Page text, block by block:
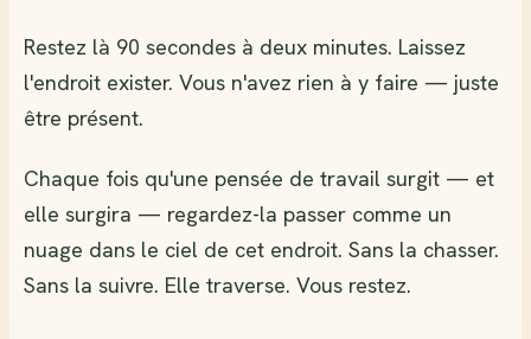
Restez là 90 secondes à deux minutes. Laissez
l'endroit exister. Vous n'avez rien à y faire — juste
être présent.
Chaque fois qu'une pensée de travail surgit — et
elle surgira — regardez-la passer comme un
nuage dans le ciel de cet endroit. Sans la chasser.
Sans la suivre. Elle traverse. Vous restez.